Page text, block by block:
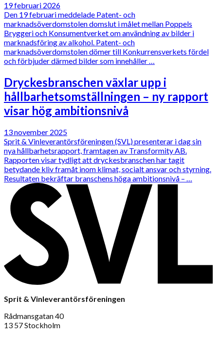
19 februari 2026
Den 19 februari meddelade Patent- och
marknadsöverdomstolen domslut i målet mellan Poppels
Bryggeri och Konsumentverket om användning av bilder i
marknadsföring av alkohol. Patent- och
marknadsöverdomstolen dömer till Konkurrensverkets fördel
och förbjuder därmed bilder som innehåller …
Dryckesbranschen växlar upp i
hållbarhetsomställningen – ny rapport
visar hög ambitionsnivå
13 november 2025
Sprit & Vinleverantörsföreningen (SVL) presenterar i dag sin
nya hållbarhetsrapport, framtagen av Transformity AB.
Rapporten visar tydligt att dryckesbranschen har tagit
betydande kliv framåt inom klimat, socialt ansvar och styrning.
Resultaten bekräftar branschens höga ambitionsnivå – …
Sprit & Vinleverantörsföreningen
Rådmansgatan 40
13 57 Stockholm